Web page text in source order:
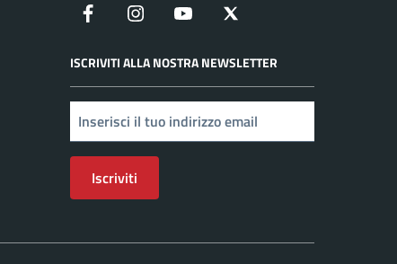
Facebook Instagram YouTube
ISCRIVITI ALLA NOSTRA NEWSLETTER